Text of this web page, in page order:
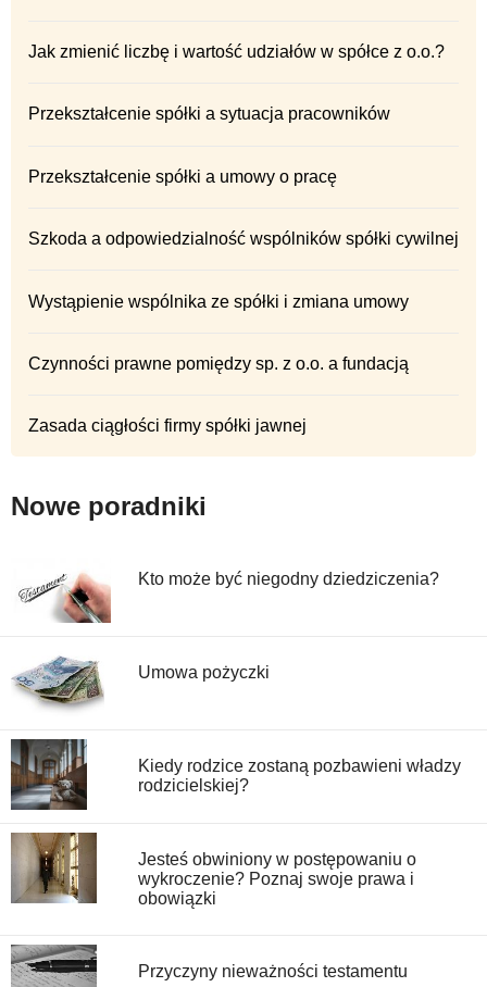
Jak zmienić liczbę i wartość udziałów w spółce z o.o.?
Przekształcenie spółki a sytuacja pracowników
Przekształcenie spółki a umowy o pracę
Szkoda a odpowiedzialność wspólników spółki cywilnej
Wystąpienie wspólnika ze spółki i zmiana umowy
Czynności prawne pomiędzy sp. z o.o. a fundacją
Zasada ciągłości firmy spółki jawnej
Nowe poradniki
Kto może być niegodny dziedziczenia?
Umowa pożyczki
Kiedy rodzice zostaną pozbawieni władzy
rodzicielskiej?
Jesteś obwiniony w postępowaniu o
wykroczenie? Poznaj swoje prawa i
obowiązki
Przyczyny nieważności testamentu